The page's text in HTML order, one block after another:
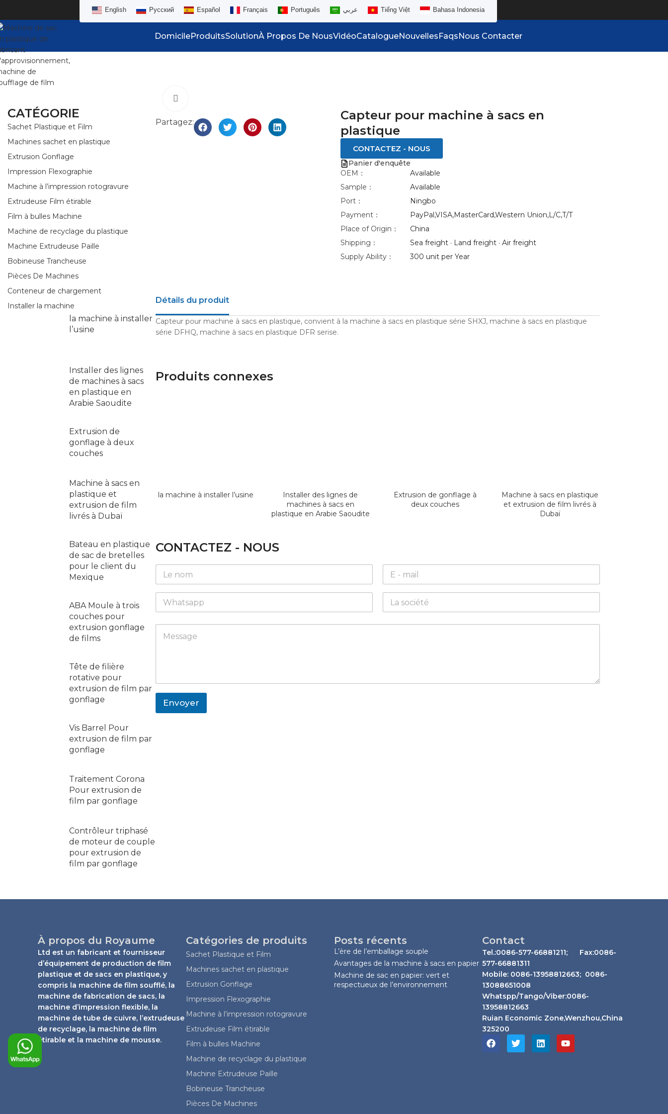
English Русский Español Français Português عربي Tiếng Việt Bahasa Indonesia
DomicileProduitsSolutionÀ Propos De NousVidéoCatalogueNouvellesFaqsNous Contacter
CATÉGORIE
Sachet Plastique et Film
Machines sachet en plastique
Extrusion Gonflage
Impression Flexographie
Machine à l’impression rotogravure
Extrudeuse Film étirable
Film à bulles Machine
Machine de recyclage du plastique
Machine Extrudeuse Paille
Bobineuse Trancheuse
Pièces De Machines
Conteneur de chargement
Installer la machine
la machine à installer
l’usine
Installer des lignes
de machines à sacs
en plastique en
Arabie Saoudite
Extrusion de
gonflage à deux
couches
Machine à sacs en
plastique et
extrusion de film
livrés à Dubaï
Bateau en plastique
de sac de bretelles
pour le client du
Mexique
ABA Moule à trois
couches pour
extrusion gonflage
de films
Tête de filière
rotative pour
extrusion de film par
gonflage
Vis Barrel Pour
extrusion de film par
gonflage
Traitement Corona
Pour extrusion de
film par gonflage
Contrôleur triphasé
de moteur de couple
pour extrusion de
film par gonflage
Partagez:
Capteur pour machine à sacs en
plastique
CONTACTEZ - NOUS
Panier d'enquête
OEM：
Available
Sample：
Available
Port：
Ningbo
Payment：
PayPal,VISA,MasterCard,Western Union,L/C,T/T
Place of Origin：
China
Shipping：
Sea freight · Land freight · Air freight
Supply Ability：
300 unit per Year
Détails du produit
Capteur pour machine à sacs en plastique, convient à la machine à sacs en plastique série SHXJ, machine à sacs en plastique
série DFHQ, machine à sacs en plastique DFR serise.
Produits connexes
la machine à installer l’usine
Installer des lignes de
machines à sacs en
plastique en Arabie Saoudite
Extrusion de gonflage à
deux couches
Machine à sacs en plastique
et extrusion de film livrés à
Dubaï
CONTACTEZ - NOUS
h
p
E
a
E
a
i
W
h
N
m
E
a
W
a
t
C
m
p
M
e
*
Envoyer
À propos du Royaume
Ltd est un fabricant et fournisseur
d’équipement de production de film
plastique et de sacs en plastique, y
compris la machine de film soufflé, la
machine de fabrication de sacs, la
machine d’impression flexible, la
machine de tube de cuivre, l’extrudeuse
de recyclage, la machine de film
étirable et la machine de mousse.
Catégories de produits
Sachet Plastique et Film
Machines sachet en plastique
Extrusion Gonflage
Impression Flexographie
Machine à l’impression rotogravure
Extrudeuse Film étirable
Film à bulles Machine
Machine de recyclage du plastique
Machine Extrudeuse Paille
Bobineuse Trancheuse
Pièces De Machines
Posts récents
L’ère de l’emballage souple
Avantages de la machine à sacs en papier
Machine de sac en papier: vert et
respectueux de l’environnement
Contact
Tel.:0086-577-66881211; Fax:0086-
577-66881311
Mobile: 0086-13958812663; 0086-
13088651008
Whatspp/Tango/Viber:0086-
13958812663
Ruian Economic Zone,Wenzhou,China
325200